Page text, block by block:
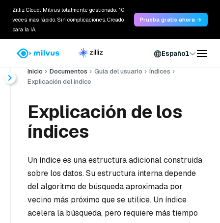
Zilliz Cloud: Milvus totalmente gestionado: 10
veces más rápido. Sin complicaciones. Creado
para la IA.
Prueba gratis ahora →
Español
Inicio Documentos Guía del usuario
Índices
Explicación del índice
Explicación de los
índices
Un índice es una estructura adicional construida
sobre los datos. Su estructura interna depende
del algoritmo de búsqueda aproximada por
vecino más próximo que se utilice. Un índice
acelera la búsqueda, pero requiere más tiempo